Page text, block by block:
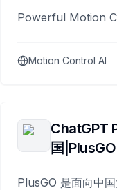
Powerful Motion
Motion Control AI
ChatGPT
国|PlusGO
PlusGO 是面向中